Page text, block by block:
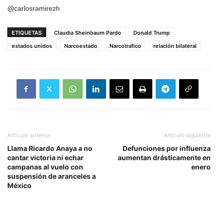
@carlosramirezh
ETIQUETAS Claudia Sheinbaum Pardo
Donald Trump
estados unidos
Narcoestado Narcotrafico relación bilateral
Artículo anterior
Llama Ricardo Anaya a no
cantar victoria ni echar
campanas al vuelo con
suspensión de aranceles a
México
Artículo siguiente
Defunciones por influenza
aumentan drásticamente en
enero